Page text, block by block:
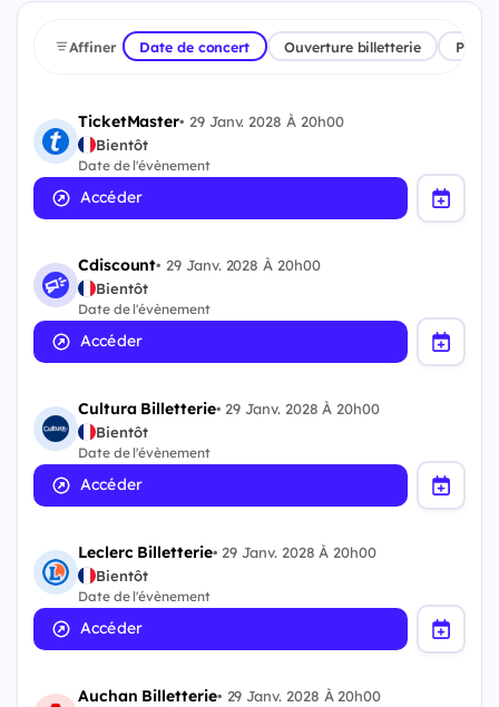
Affiner Date de concert Ouverture billetterie
TicketMaster• 29 Janv. 2028 À 20h00
Bientôt
Date de l'évènement
Accéder
Cdiscount• 29 Janv. 2028 À 20h00
Bientôt
Date de l'évènement
Accéder
Cultura Billetterie• 29 Janv. 2028 À 20h00
Bientôt
Date de l'évènement
Accéder
Leclerc Billetterie• 29 Janv. 2028 À 20h00
Bientôt
Date de l'évènement
Accéder
Auchan Billetterie• 29 Janv. 2028 À 20h00